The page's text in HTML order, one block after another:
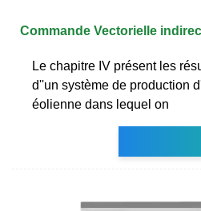
Commande Vectorielle
Le chapitre IV présent les
d''un système de production
éolienne dans lequel on